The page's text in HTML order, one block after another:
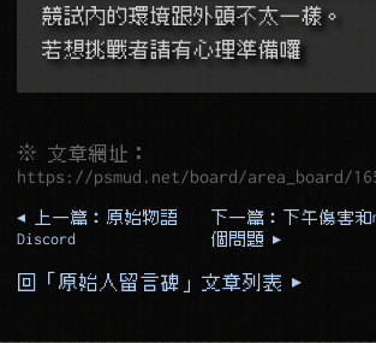
競試內的環境跟外頭不太一樣。
若想挑戰者請有心理準備囉
※ 文章網址：
https://psmud.net/board/area_board/
◂ 上一篇：原始物語
Discord
下一篇：下午傷害和
個問題 ▸
回「原始人留言碑」文章列表 ▸